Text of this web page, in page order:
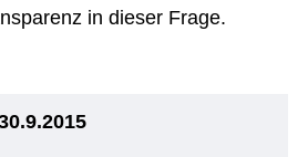
in dieser Frage.